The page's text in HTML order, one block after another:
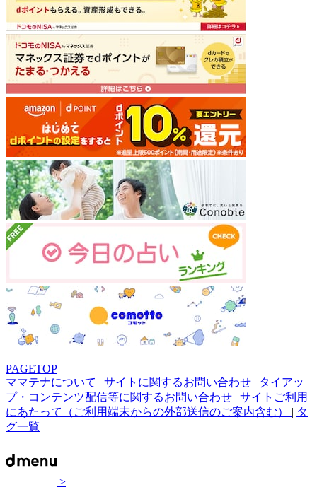
PAGETOP
ママテナについて | サイトに関するお問い合わせ | タイアッ
プ・コンテンツ配信等に関するお問い合わせ | サイトご利用
にあたって（ご利用端末からの外部送信のご案内含む） | タ
グ一覧
>